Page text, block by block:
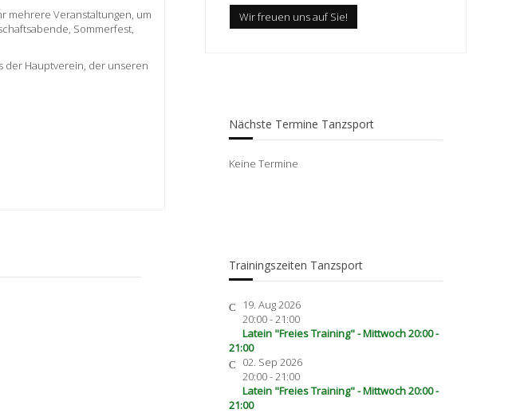
mehrere Veranstaltungen, um
Sommerfest,
der Hauptverein, der unseren
Wir freuen uns auf Sie!
Nächste Termine Tanzsport
Keine Termine
Trainingszeiten Tanzsport
19. Aug 2026
20:00- 21:00
Latein "Freies Training" - Mittwoch 20:00 -
21:00
02. Sep 2026
20:00- 21:00
Latein "Freies Training" - Mittwoch 20:00 -
21:00